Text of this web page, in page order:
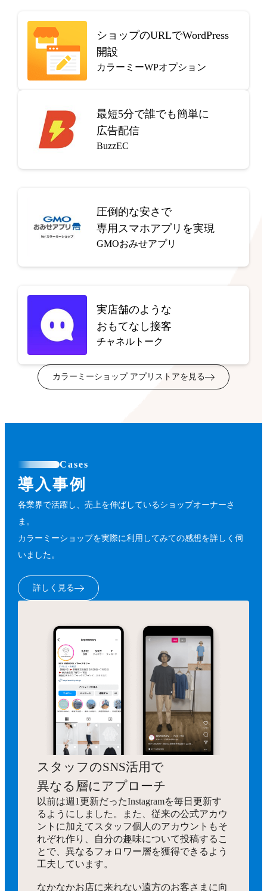
ショップのURLでWordPress
開設
カラーミーWPオプション
最短5分で誰でも簡単に
広告配信
BuzzEC
圧倒的な安さで
専用スマホアプリを実現
GMOおみせアプリ
実店舗のような
おもてなし接客
チャネルトーク
カラーミーショップ アプリストアを見る
Cases
導入事例
各業界で活躍し、売上を伸ばしているショップオーナーさ
ま。
カラーミーショップを実際に利用してみての感想を詳しく伺
いました。
詳しく見る
スタッフのSNS活用で
異なる層にアプローチ
以前は週1更新だったInstagramを毎日更新す
るようにしました。また、従来の公式アカウ
ントに加えてスタッフ個人のアカウントもそ
れぞれ作り、自分の趣味について投稿するこ
とで、異なるフォロワー層を獲得できるよう
工夫しています。
なかなかお店に来れない遠方のお客さまに向